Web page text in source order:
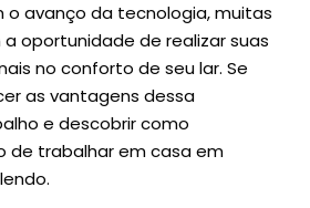
o avanço da tecnologia, muitas
oportunidade de realizar suas
no conforto de seu lar. Se
as vantagens dessa
e descobrir como
de trabalhar em casa em